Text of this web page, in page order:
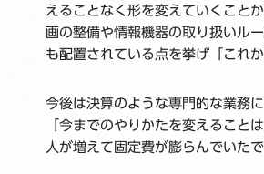
えることなく形を変えていくこと
画の整備や情報機器の取り扱いル
も配置されている点を挙げ「これ
今後は決算のような専門的な業務
「今までのやりかたを変えること
人が増えて固定費が膨らんでいた